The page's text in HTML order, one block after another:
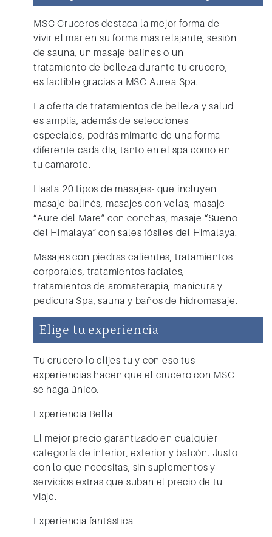
MSC Cruceros destaca la mejor forma de
vivir el mar en su forma más relajante, sesión
de sauna, un masaje balines o un
tratamiento de belleza durante tu crucero,
es factible gracias a MSC Aurea Spa.
La oferta de tratamientos de belleza y salud
es amplia, además de selecciones
especiales, podrás mimarte de una forma
diferente cada día, tanto en el spa como en
tu camarote.
Hasta 20 tipos de masajes- que incluyen
masaje balinés, masajes con velas, masaje
“Aure del Mare” con conchas, masaje “Sueño
del Himalaya” con sales fósiles del Himalaya.
Masajes con piedras calientes, tratamientos
corporales, tratamientos faciales,
tratamientos de aromaterapia, manicura y
pedicura Spa, sauna y baños de hidromasaje.
Elige tu experiencia
Tu crucero lo elijes tu y con eso tus
experiencias hacen que el crucero con MSC
se haga único.
Experiencia Bella
El mejor precio garantizado en cualquier
categoría de interior, exterior y balcón. Justo
con lo que necesitas, sin suplementos y
servicios extras que suban el precio de tu
viaje.
Experiencia fantástica